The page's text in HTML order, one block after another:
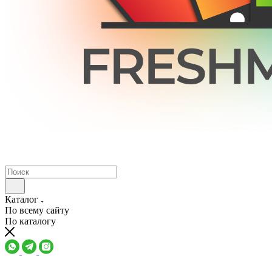
Каталог
По всему сайту
По каталогу